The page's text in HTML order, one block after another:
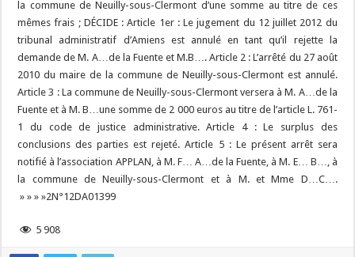
la commune de Neuilly-sous-Clermont d’une somme au titre de ces
mêmes frais ; DÉCIDE : Article 1er : Le jugement du 12 juillet 2012 du
tribunal administratif d’Amiens est annulé en tant qu’il rejette la
demande de M. A…de la Fuente et M.B…. Article 2 : L’arrêté du 27 août
2010 du maire de la commune de Neuilly-sous-Clermont est annulé.
Article 3 : La commune de Neuilly-sous-Clermont versera à M. A…de la
Fuente et à M. B…une somme de 2 000 euros au titre de l’article L. 761-
1 du code de justice administrative. Article 4 : Le surplus des
conclusions des parties est rejeté. Article 5 : Le présent arrêt sera
notifié à l’association APPLAN, à M. F… A…de la Fuente, à M. E… B…, à
la commune de Neuilly-sous-Clermont et à M. et Mme D…C….
» » » »2N°12DA01399
5 908